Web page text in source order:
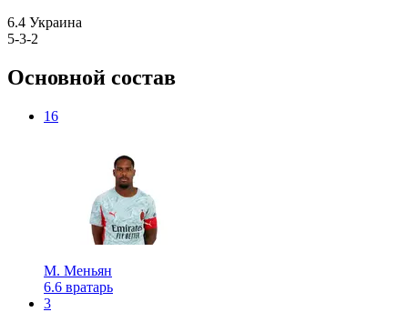
6.4 Украина
5-3-2
Основной состав
16
М. Меньян
6.6 вратарь
3